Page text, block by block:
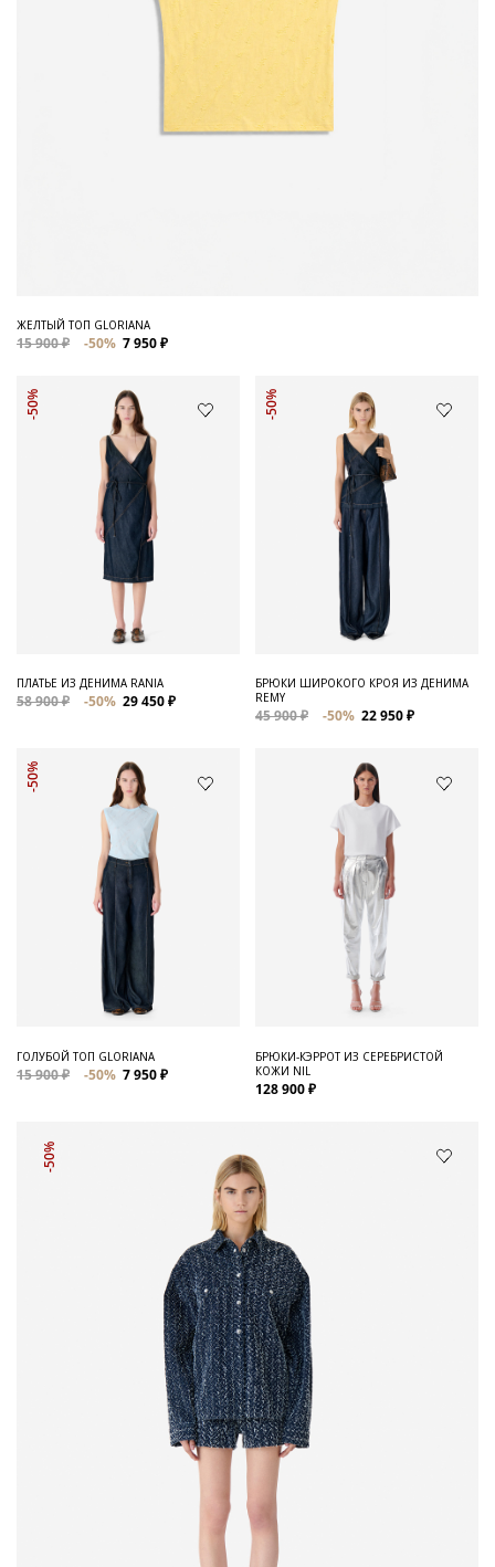
ЖЕЛТЫЙ ТОП GLORIANA
15 900 ₽ -50% 7 950 ₽
-50%
ПЛАТЬЕ ИЗ ДЕНИМА RANIA
58 900 ₽ -50% 29 450 ₽
-50%
БРЮКИ ШИРОКОГО КРОЯ ИЗ ДЕНИМА
REMY
45 900 ₽ -50% 22 950 ₽
-50%
ГОЛУБОЙ ТОП GLORIANA
15 900 ₽ -50% 7 950 ₽
БРЮКИ-КЭРРОТ ИЗ СЕРЕБРИСТОЙ
КОЖИ NIL
128 900 ₽
-50%